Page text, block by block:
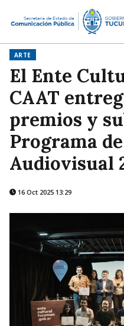
ARTE
El Ente
CAAT
premios y
Programa
Audiovisual
16 Oct 2025 13:29